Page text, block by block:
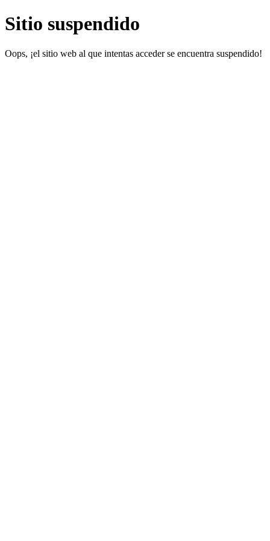
Sitio suspendido
Oops, ¡el sitio web al que intentas acceder se encuentra suspendido!